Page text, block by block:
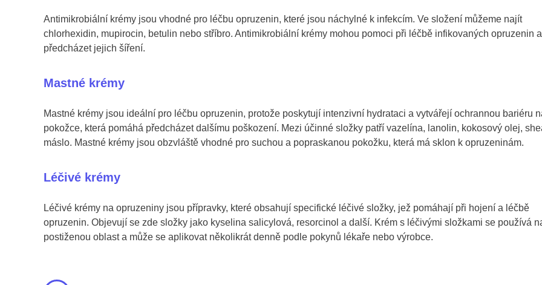
Antimikrobiální krémy jsou vhodné pro léčbu opruzenin, které jsou náchylné k infekcím. Ve složení můžeme najít
chlorhexidin, mupirocin, betulin nebo stříbro. Antimikrobiální krémy mohou pomoci při léčbě infikovaných opruzenin a
předcházet jejich šíření.
Mastné krémy
Mastné krémy jsou ideální pro léčbu opruzenin, protože poskytují intenzivní hydrataci a vytvářejí ochrannou bariéru
pokožce, která pomáhá předcházet dalšímu poškození. Mezi účinné složky patří vazelína, lanolin, kokosový olej,
máslo. Mastné krémy jsou obzvláště vhodné pro suchou a popraskanou pokožku, která má sklon k opruzeninám.
Léčivé krémy
Léčivé krémy na opruzeniny jsou přípravky, které obsahují specifické léčivé složky, jež pomáhají při hojení a léčbě
opruzenin. Objevují se zde složky jako kyselina salicylová, resorcinol a další. Krém s léčivými složkami se používá
postiženou oblast a může se aplikovat několikrát denně podle pokynů lékaře nebo výrobce.